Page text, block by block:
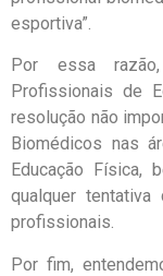
esportiva”.
Por essa
Profissionais de
resolução não
Biomédicos nas
Educação Física,
qualquer
profissionais.
Por fim,